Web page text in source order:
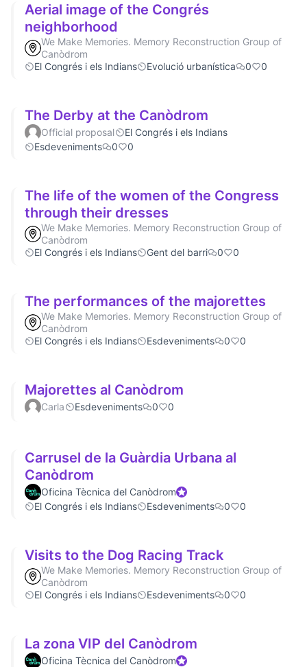
Aerial image of the Congrés
neighborhood
We Make Memories. Memory Reconstruction Group of
Canòdrom
El Congrés i els Indians
Evolució urbanística 0 0
The Derby at the Canòdrom
Official proposal
El Congrés i els Indians
Esdeveniments
0 0
The life of the women of the Congress
through their dresses
We Make Memories. Memory Reconstruction Group of
Canòdrom
El Congrés i els Indians
Gent del barri 0 0
The performances of the majorettes
We Make Memories. Memory Reconstruction Group of
Canòdrom
El Congrés i els Indians
Esdeveniments 0 0
Majorettes al Canòdrom
Carla Esdeveniments 0 0
Carrusel de la Guàrdia Urbana al
Canòdrom
Oficina Tècnica del CanòdromOfficial participant
El Congrés i els Indians
Esdeveniments 0 0
Visits to the Dog Racing Track
We Make Memories. Memory Reconstruction Group of
Canòdrom
El Congrés i els Indians
Esdeveniments 0 0
La zona VIP del Canòdrom
Oficina Tècnica del CanòdromOfficial participant